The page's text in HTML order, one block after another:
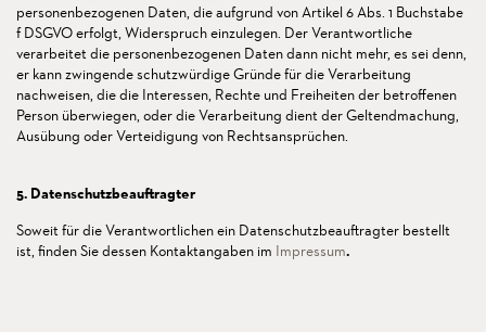
personenbezogenen Daten, die aufgrund von Artikel 6 Abs. 1 Buchstabe
f DSGVO erfolgt, Widerspruch einzulegen. Der Verantwortliche
verarbeitet die personenbezogenen Daten dann nicht mehr, es sei denn,
er kann zwingende schutzwürdige Gründe für die Verarbeitung
nachweisen, die die Interessen, Rechte und Freiheiten der betroffenen
Person überwiegen, oder die Verarbeitung dient der Geltendmachung,
Ausübung oder Verteidigung von Rechtsansprüchen.
5. Datenschutzbeauftragter
Soweit für die Verantwortlichen ein Datenschutzbeauftragter bestellt
ist, finden Sie dessen Kontaktangaben im Impressum.